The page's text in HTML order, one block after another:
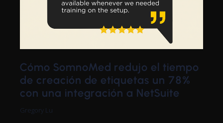
Cómo SomnoMed redujo el tiempo
de creación de etiquetas un 78%
con una integración a NetSuite
Gregory Lu